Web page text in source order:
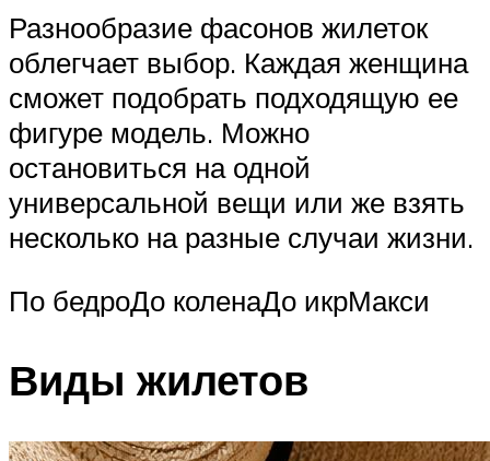
Разнообразие фасонов жилеток
облегчает выбор. Каждая женщина
сможет подобрать подходящую ее
фигуре модель. Можно
остановиться на одной
универсальной вещи или же взять
несколько на разные случаи жизни.
По бедроДо коленаДо икрМакси
Виды жилетов